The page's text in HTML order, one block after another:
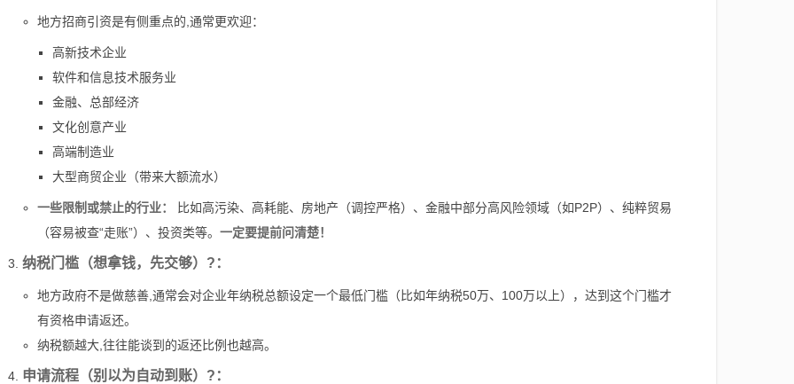
地方招商引资是有侧重点的,通常更欢迎：
高新技术企业
软件和信息技术服务业
金融、总部经济
文化创意产业
高端制造业
大型商贸企业（带来大额流水）
一些限制或禁止的行业：
比如高污染、高耗能、房地产（调控严格）、金融中部分高风险领域（如P2P）、纯粹贸易
（容易被查“走账”）、投资类等。 一定要提前问清楚！
纳税门槛（想拿钱，先交够）?：
地方政府不是做慈善,通常会对企业年纳税总额设定一个最低门槛（比如年纳税50万、100万以上），达到这个门槛才
有资格申请返还。
纳税额越大,往往能谈到的返还比例也越高。
申请流程（别以为自动到账）?：